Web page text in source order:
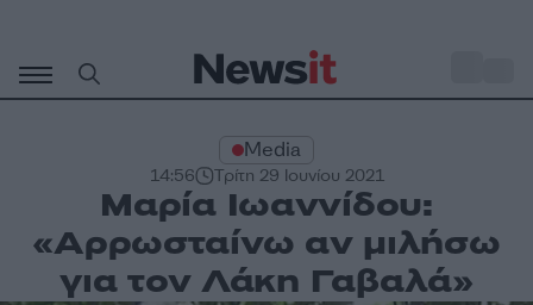
περιεχόμενο
Media
14:56 Τρίτη 29 Ιουνίου 2021
Μαρία Ιωαννίδου:
«Αρρωσταίνω αν μιλήσω
για τον Λάκη Γαβαλά»